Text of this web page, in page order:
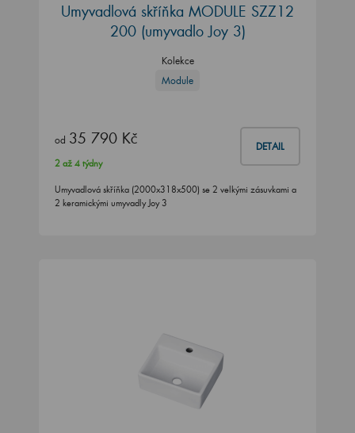
Umyvadlová skříňka MODULE SZZ12
200 (umyvadlo Joy 3)
Kolekce
Module
od 35 790 Kč DETAIL
2 až 4 týdny
Umyvadlová skříňka (2000x318x500) se 2 velkými zásuvkami a
2 keramickými umyvadly Joy 3